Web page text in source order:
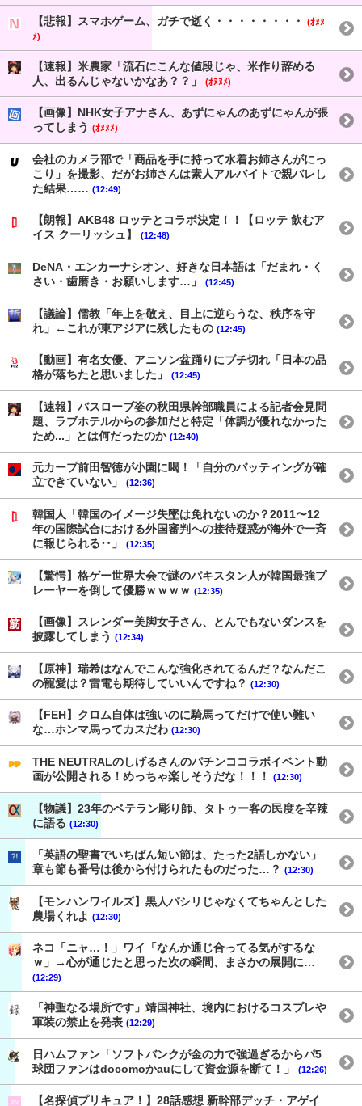
【悲報】スマホゲーム、ガチで逝く・・・・・・・・
(ｵﾇﾇ
ﾒ)
【速報】米農家「流石にこんな値段じゃ、米作り辞める
人、出るんじゃないかなあ？？」
(ｵﾇﾇﾒ)
【画像】NHK女子アナさん、あずにゃんのあずにゃんが張
ってしまう (ｵﾇﾇﾒ)
会社のカメラ部で「商品を手に持って水着お姉さんがにっ
こり」を撮影、だがお姉さんは素人アルバイトで親バレし
た結果…… (12:49)
【朗報】AKB48 ロッテとコラボ決定！！【ロッテ 飲むア
イス クーリッシュ】
(12:48)
DeNA・エンカーナシオン、好きな日本語は「だまれ・く
さい・歯磨き・お願いします…」
(12:45)
【議論】儒教「年上を敬え、目上に逆らうな、秩序を守
れ」←これが東アジアに残したもの (12:45)
【動画】有名女優、アニソン盆踊りにブチ切れ「日本の品
格が落ちたと思いました」
(12:45)
【速報】バスローブ姿の秋田県幹部職員による記者会見問
題、ラブホテルからの参加だと特定「体調が優れなかった
ため...」とは何だったのか (12:40)
元カープ前田智徳が小園に喝！「自分のバッティングが確
立できていない」
(12:36)
韓国人「韓国のイメージ失墜は免れないのか？2011〜12
年の国際試合における外国審判への接待疑惑が海外で一斉
に報じられる‥」
(12:35)
【驚愕】格ゲー世界大会で謎のパキスタン人が韓国最強プ
レーヤーを倒して優勝ｗｗｗｗ (12:35)
【画像】スレンダー美脚女子さん、とんでもないダンスを
披露してしまう (12:34)
【原神】瑞希はなんでこんな強化されてるんだ？なんだこ
の寵愛は？雷電も期待していいんですね？ (12:30)
【FEH】クロム自体は強いのに騎馬ってだけで使い難い
な…ホンマ馬ってカスだわ (12:30)
THE NEUTRALのしげるさんのパチンココラボイベント動
画が公開される！めっちゃ楽しそうだな！！！
(12:30)
【物議】23年のベテラン彫り師、タトゥー客の民度を辛辣
に語る (12:30)
「英語の聖書でいちばん短い節は、たった2語しかない」
章も節も番号は後から付けられたものだった…？ (12:30)
【モンハンワイルズ】黒人パシリじゃなくてちゃんとした
農場くれよ (12:30)
ネコ「ニャ…！」ワイ「なんか通じ合ってる気がするな
ｗ」→心が通じたと思った次の瞬間、まさかの展開に…
(12:29)
「神聖なる場所です」靖国神社、境内におけるコスプレや
軍装の禁止を発表 (12:29)
日ハムファン「ソフトバンクが金の力で強過ぎるからパ5
球団ファンはdocomoかauにして資金源を断て！」
(12:26)
【名探偵プリキュア！】28話感想 新幹部デッチ・アゲイ